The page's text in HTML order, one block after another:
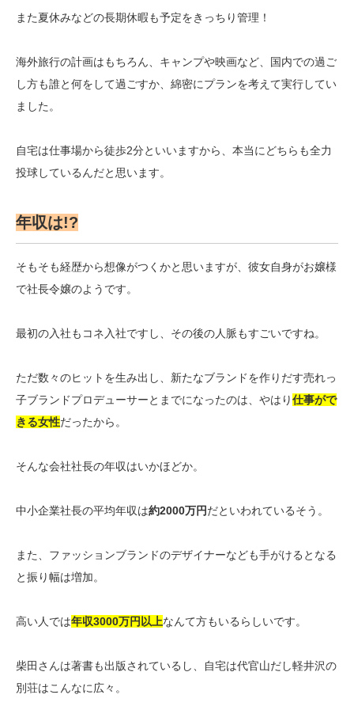
また夏休みなどの長期休暇も予定をきっちり管理！
海外旅行の計画はもちろん、キャンプや映画など、国内での過ご
し方も誰と何をして過ごすか、綿密にプランを考えて実行してい
ました。
自宅は仕事場から徒歩2分といいますから、本当にどちらも全力
投球しているんだと思います。
年収は!?
そもそも経歴から想像がつくかと思いますが、彼女自身がお嬢様
で社長令嬢のようです。
最初の入社もコネ入社ですし、その後の人脈もすごいですね。
ただ数々のヒットを生み出し、新たなブランドを作りだす売れっ
子ブランドプロデューサーとまでになったのは、やはり仕事がで
きる女性だったから。
そんな会社社長の年収はいかほどか。
中小企業社長の平均年収は約2000万円だといわれているそう。
また、ファッションブランドのデザイナーなども手がけるとなる
と振り幅は増加。
高い人では年収3000万円以上なんて方もいるらしいです。
柴田さんは著書も出版されているし、自宅は代官山だし軽井沢の
別荘はこんなに広々。